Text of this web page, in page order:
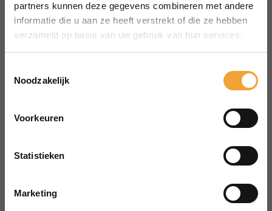
partners kunnen deze gegevens combineren met andere
informatie die u aan ze heeft verstrekt of die ze hebben
verzameld op basis van uw gebruik van hun services.
Noodzakelijk
Voorkeuren
Statistieken
Marketing
Hoe het werkt
Veelgestelde vragen
Reserveren vergaderruimte
aanvraag@merin.nl
LinkedIn
Zuiderhof II
1081 KM Amsterdam